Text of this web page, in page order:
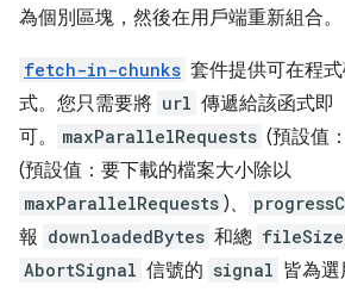
為個別區塊，然後在用戶端重新組合。
fetch-in-chunks 套件提供可在程
式。您只需要將 url 傳遞給該函式即
可。
maxParallelRequests (預設值：
(預設值：要下載的檔案大小除以
maxParallelRequests )、
報 downloadedBytes 和總 fileSize
AbortSignal 信號的 signal 皆為選